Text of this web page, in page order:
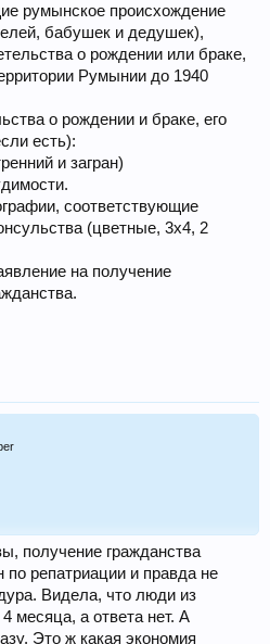
румынское происхождение
бабушек и дедушек),
о рождении или браке,
Румынии до 1940
о рождении и браке, его
есть):
и загран)
соответствующие
(цветные, 3х4, 2
на получение
получение гражданства
репатриации и правда не
Видела, что люди из
месяца, а ответа нет. А
Это ж какая экономия